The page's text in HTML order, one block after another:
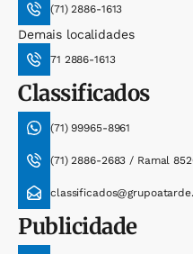
(71) 2886-1613
Demais localidades
71 2886-1613
Classificados
(71) 99965-8961
(71) 2886-2683 / Ramal
Publicidade